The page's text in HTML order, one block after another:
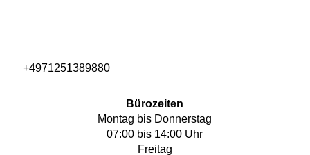
+4971251389880
Bürozeiten
Montag bis Donnerstag
07:00 bis 14:00 Uhr
Freitag